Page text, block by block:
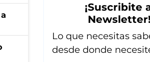
¡Suscribite
Newsletter!
Lo que necesitas
desde donde